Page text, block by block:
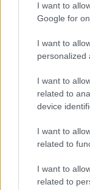
I want to
Google for
I want to
personalized
I want to
related to
device
I want to
related to
I want to
related to
La guerre des
Juliette Bernard · 7 Août